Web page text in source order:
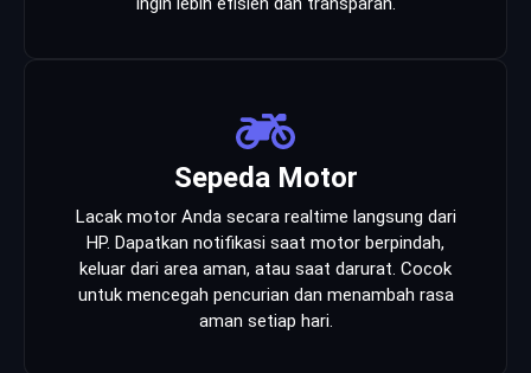
Sepeda Motor
Lacak motor Anda secara realtime langsung dari
HP. Dapatkan notifikasi saat motor berpindah,
keluar dari area aman, atau saat darurat. Cocok
untuk mencegah pencurian dan menambah rasa
aman setiap hari.